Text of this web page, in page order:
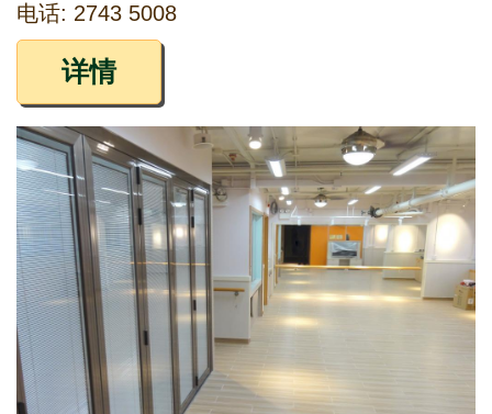
电话: 2743 5008
详情